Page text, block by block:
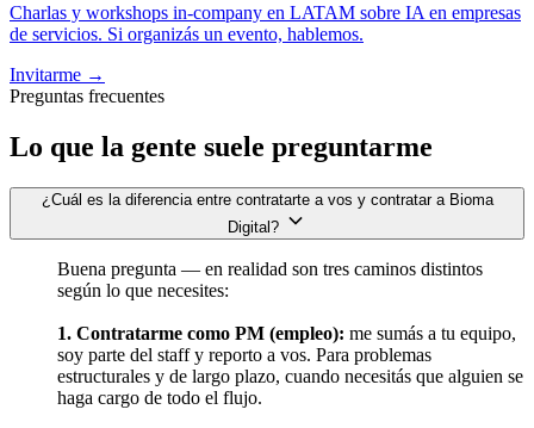
Charlas y workshops in-company en LATAM sobre IA en empresas
de servicios. Si organizás un evento, hablemos.
Invitarme →
Preguntas frecuentes
Lo que la gente suele preguntarme
¿Cuál es la diferencia entre contratarte a vos y contratar a Bioma
Digital?
Buena pregunta — en realidad son tres caminos distintos
según lo que necesites:
1. Contratarme como PM (empleo): me sumás a tu equipo,
soy parte del staff y reporto a vos. Para problemas
estructurales y de largo plazo, cuando necesitás que alguien se
haga cargo de todo el flujo.